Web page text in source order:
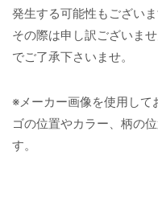
発生する可能性もございま
その際は申し訳ございま
でご了承下さいませ。
※メーカー画像を使用して
ゴの位置やカラー、柄の
す。